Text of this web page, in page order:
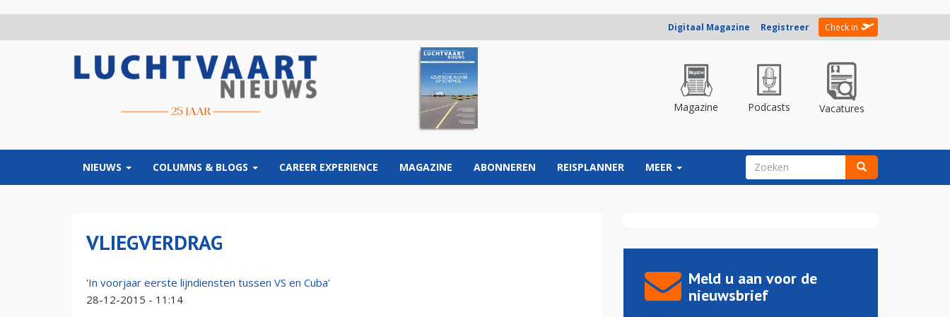
Digitaal Magazine Registreer Check in
Magazine Podcasts Vacatures
NIEUWS COLUMNS & BLOGS CAREER EXPERIENCE MAGAZINE ABONNEREN REISPLANNER MEER ZOEKVELD
VLIEGVERDRAG
'In voorjaar eerste lijndiensten tussen VS en Cuba'
28-12-2015 - 11:14
Meld u aan voor de
nieuwsbrief